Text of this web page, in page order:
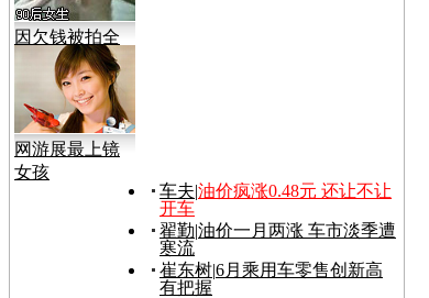
因欠钱被拍全
裸视频
网游展最上镜
女孩
车夫|油价疯涨0.48元 还让不让
开车
翟勤|油价一月两涨 车市淡季遭
寒流
崔东树|6月乘用车零售创新高
有把握